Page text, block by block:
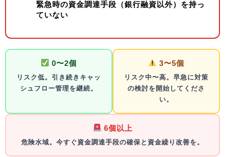
緊急時の資金調達手段（銀行融資以外）を持っ
ていない
0〜2個
リスク低。引き続きキャッ
シュフロー管理を継続。
3〜5個
リスク中〜高。早急に対策
の検討を開始してくださ
い。
6個以上
危険水域。今すぐ資金調達手段の確保と資金繰り改善を。